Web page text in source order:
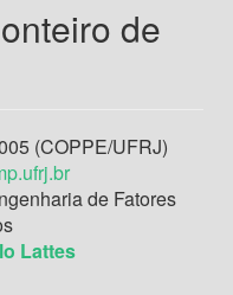
de
(COPPE/UFRJ)
de Fatores
Lattes